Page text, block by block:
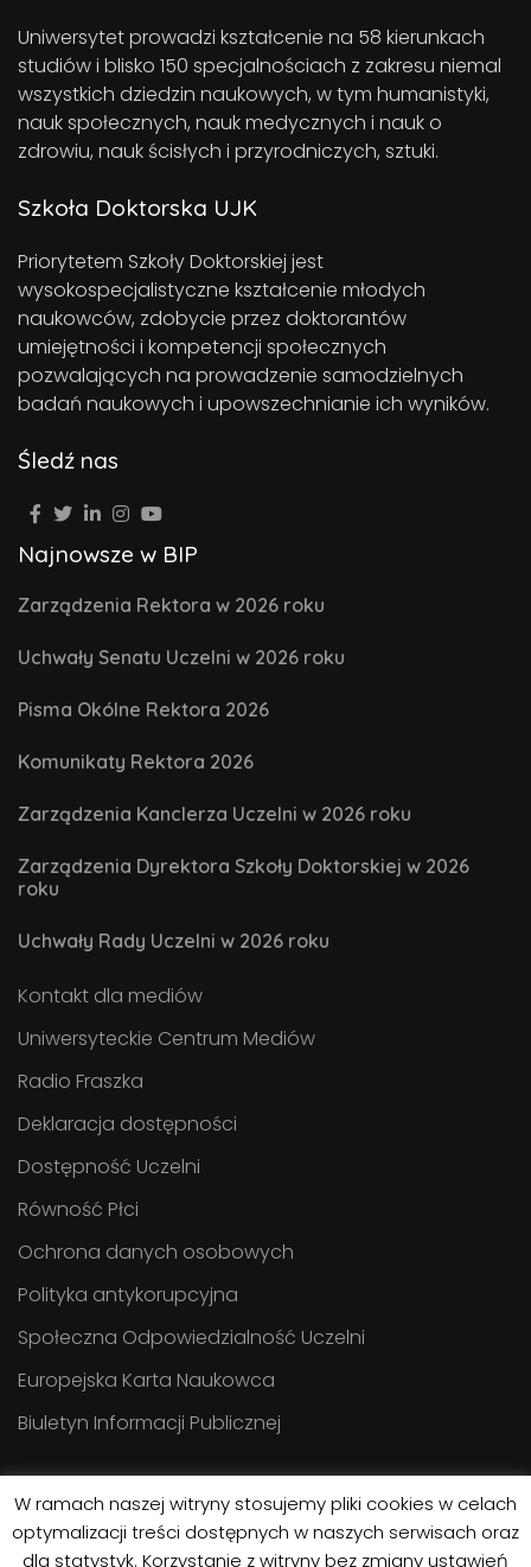
Uniwersytet prowadzi kształcenie na 58 kierunkach
studiów i blisko 150 specjalnościach z zakresu niemal
wszystkich dziedzin naukowych, w tym humanistyki,
nauk społecznych, nauk medycznych i nauk o
zdrowiu, nauk ścisłych i przyrodniczych, sztuki.
Szkoła Doktorska UJK
Priorytetem Szkoły Doktorskiej jest
wysokospecjalistyczne kształcenie młodych
naukowców, zdobycie przez doktorantów
umiejętności i kompetencji społecznych
pozwalających na prowadzenie samodzielnych
badań naukowych i upowszechnianie ich wyników.
Śledź nas
Najnowsze w BIP
Zarządzenia Rektora w 2026 roku
Uchwały Senatu Uczelni w 2026 roku
Pisma Okólne Rektora 2026
Komunikaty Rektora 2026
Zarządzenia Kanclerza Uczelni w 2026 roku
Zarządzenia Dyrektora Szkoły Doktorskiej w 2026
roku
Uchwały Rady Uczelni w 2026 roku
Kontakt dla mediów
Uniwersyteckie Centrum Mediów
Radio Fraszka
Deklaracja dostępności
Dostępność Uczelni
Równość Płci
Ochrona danych osobowych
Polityka antykorupcyjna
Społeczna Odpowiedzialność Uczelni
Europejska Karta Naukowca
Biuletyn Informacji Publicznej
W ramach naszej witryny stosujemy pliki cookies w celach
optymalizacji treści dostępnych w naszych serwisach oraz
dla statystyk. Korzystanie z witryny bez zmiany ustawień